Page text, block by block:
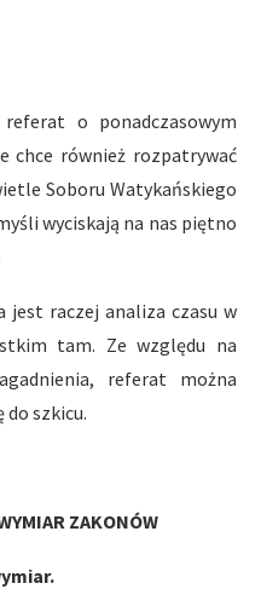
o ponadczasowym
chce również rozpatrywać
Soboru Watykańskiego
wyciskają na nas piętno
jest raczej analiza czasu w
tam. Ze względu na
referat można
szkicu.
ZAKONÓW